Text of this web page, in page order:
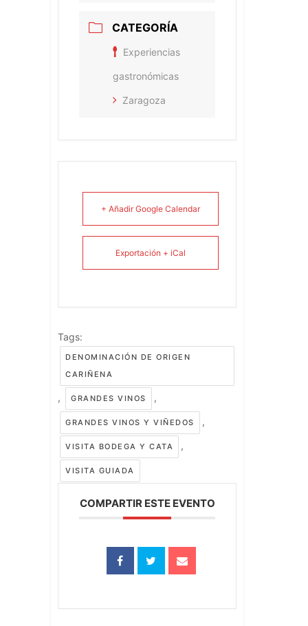
CATEGORÍA
Experiencias
gastronómicas
Zaragoza
+ Añadir Google Calendar
Exportación + iCal
Tags:
DENOMINACIÓN DE ORIGEN
CARIÑENA
, GRANDES VINOS ,
GRANDES VINOS Y VIÑEDOS ,
VISITA BODEGA Y CATA ,
VISITA GUIADA
COMPARTIR ESTE EVENTO